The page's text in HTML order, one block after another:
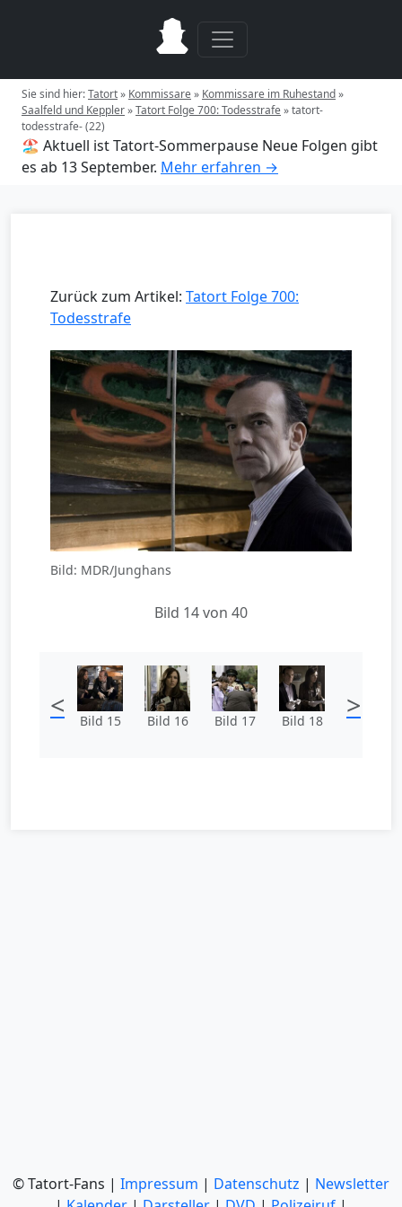
Sie sind hier:Tatort» Kommissare» Kommissare im Ruhestand»
Saalfeld und Keppler»Tatort Folge 700: Todesstrafe»tatort-
todesstrafe- (22)
🏖️ Aktuell ist Tatort-Sommerpause Neue Folgen gibt
es ab 13 September. Mehr erfahren →
Zurück zum Artikel: Tatort Folge 700:
Todesstrafe
Bild: MDR/Junghans
Bild 14 von 40
< Bild 15 Bild 16 Bild 17 Bild 18 >
© Tatort-Fans | Impressum | Datenschutz | Newsletter